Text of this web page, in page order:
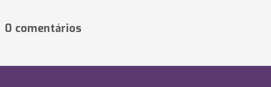
0 comentários